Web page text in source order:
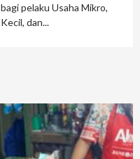
bagi pelaku Usaha Mikro,
Kecil, dan...